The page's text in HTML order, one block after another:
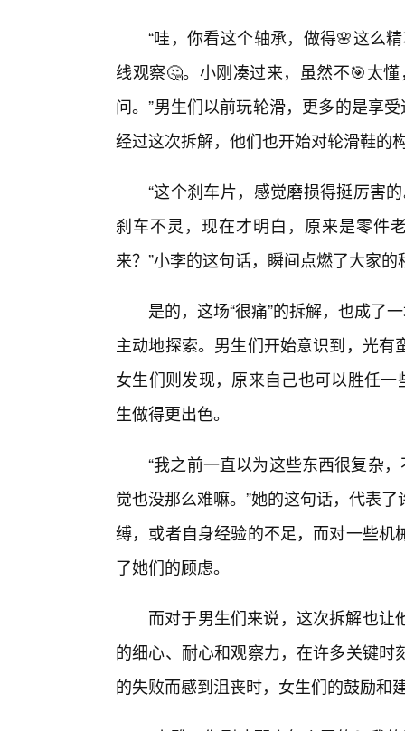
“哇，你看这个轴承，做得🌸这么
线观察🤔。小刚凑过来，虽然不🎯太
问。”男生们以前玩轮滑，更多的是享
经过这次拆解，他们也开始对轮滑鞋的
“这个刹车片，感觉磨损得挺厉害
刹车不灵，现在才明白，原来是零件
来？”小李的这句话，瞬间点燃了大家的
是的，这场“很痛”的拆解，也成了
主动地探索。男生们开始意识到，光
女生们则发现，原来自己也可以胜任
生做得更出色。
“我之前一直以为这些东西很复杂
觉也没那么难嘛。”她的这句话，代表
缚，或者自身经验的不足，而对一些
了她们的顾虑。
而对于男生们来说，这次拆解也
的细心、耐心和观察力，在许多关键
的失败而感到沮丧时，女生们的鼓励和